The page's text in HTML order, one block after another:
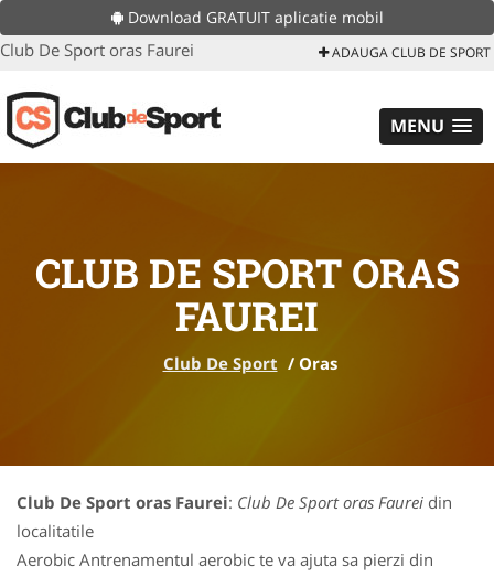
Download GRATUIT aplicatie mobil
Club De Sport oras Faurei ADAUGA CLUB DE SPORT
MENU
CLUB DE SPORT ORAS
FAUREI
Club De Sport / Oras
Club De Sport oras Faurei: Club De Sport oras Faurei din
localitatile
Aerobic Antrenamentul aerobic te va ajuta sa pierzi din